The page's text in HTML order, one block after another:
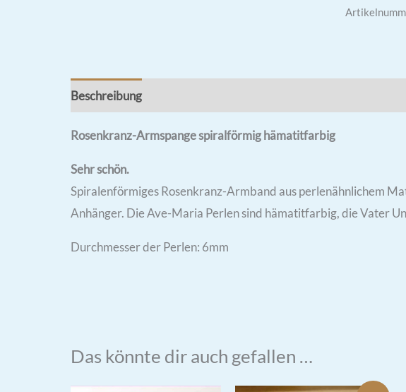
Beschreibung
Rosenkranz-Armspange spiralförmig hämatitfarbig
Sehr schön.
Spiralenförmiges Rosenkranz-Armband aus perlenähnlichem
Anhänger. Die Ave-Maria Perlen sind hämatitfarbig, die Vater
Durchmesser der Perlen: 6mm
Das könnte dir auch gefallen …